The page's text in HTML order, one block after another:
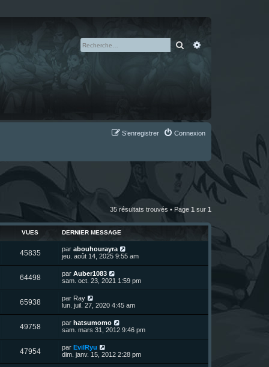
Rechercher
Connexion
S’enregistrer
35 résultats trouvés • Page 1 sur 1
VUES DERNIER MESSAGE
45835V
u
s
D
e
i
e
r
m
e
s
s
a
g
e
par abouhourayra
jeu. août 14, 2025 9:55 am
64498V
u
s
D
e
i
e
r
m
e
s
s
a
g
par Auber1083
sam. oct. 23, 2021 1:59 pm
65938V
u
s
D
e
i
e
r
m
e
s
par Ray
lun. juil. 27, 2020 4:45 am
49758V
u
D
e
i
e
r
par hatsumomo
sam. mars 31, 2012 9:46 pm
47954V
D
e
par EvilRyu
dim. janv. 15, 2012 2:28 pm